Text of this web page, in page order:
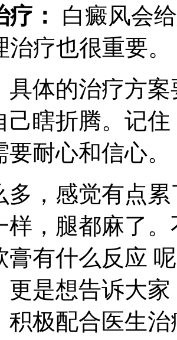
：
白癜风会
治疗也很重要。
具体的治疗方
己瞎折腾。记
耐心和信心。
多，感觉有点
样，腿都麻了
膏有什么反应
更是想告诉大
积极配合医生